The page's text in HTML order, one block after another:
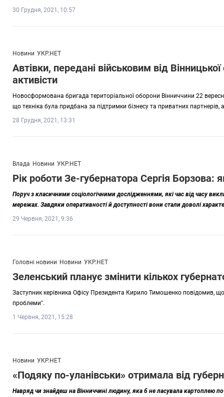
30 Грудня, 2021, 10:57
Новини УКР.НЕТ
Автівки, передані військовим від
активісти
Новосформована бригада територіальної оборони Вінниччини 22
що техніка була придбана за підтримки бізнесу та приватних
28 Грудня, 2021, 13:31
Влада Новини УКР.НЕТ
Рік роботи Зе-губернатора Сергія Борзова:
Поруч з класичними соціологічними дослідженнями, які час від часу
мережах. Завдяки оперативності й доступності вони стали доволі
29 Червня, 2021, 9:36
Головні новини Новини УКР.НЕТ
Зеленський планує змінити кількох
Заступник керівника Офісу Президента Кирило Тимошенко повідомив,
проблеми".
1 Червня, 2021, 15:28
Новини УКР.НЕТ
«Подяку по-уланівськи» отримала від
Навряд чи знайдеш на Вінниччині людину, яка б не ласувала картоплею